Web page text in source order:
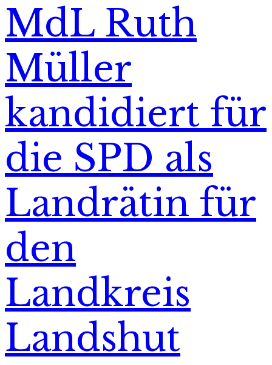
MdL Ruth
Müller
kandidiert für
die SPD als
Landrätin für
den
Landkreis
Landshut